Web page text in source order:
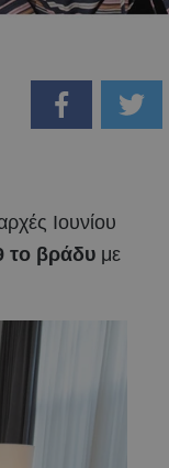
Ιουνίου
το βράδυ με